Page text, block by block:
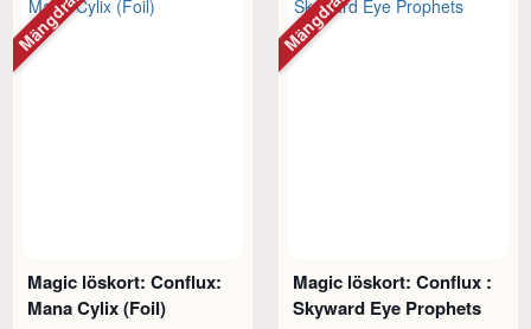
Magic löskort: Conflux:
Mana Cylix (Foil)
Magic löskort: Conflux :
Skyward Eye Prophets